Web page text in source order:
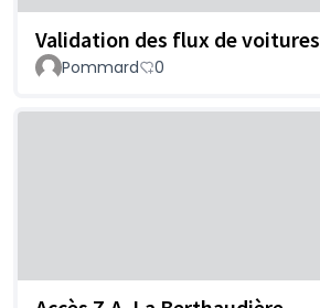
Validation des flux de voitures
Pommard
0